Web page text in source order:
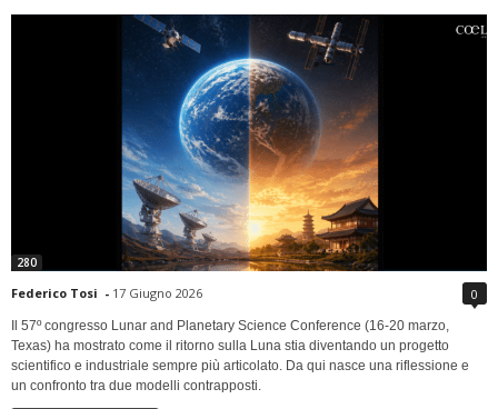
280
Federico Tosi - 17 Giugno 2026 0
Il 57º congresso Lunar and Planetary Science Conference (16-20 marzo,
Texas) ha mostrato come il ritorno sulla Luna stia diventando un progetto
scientifico e industriale sempre più articolato. Da qui nasce una riflessione e
un confronto tra due modelli contrapposti.